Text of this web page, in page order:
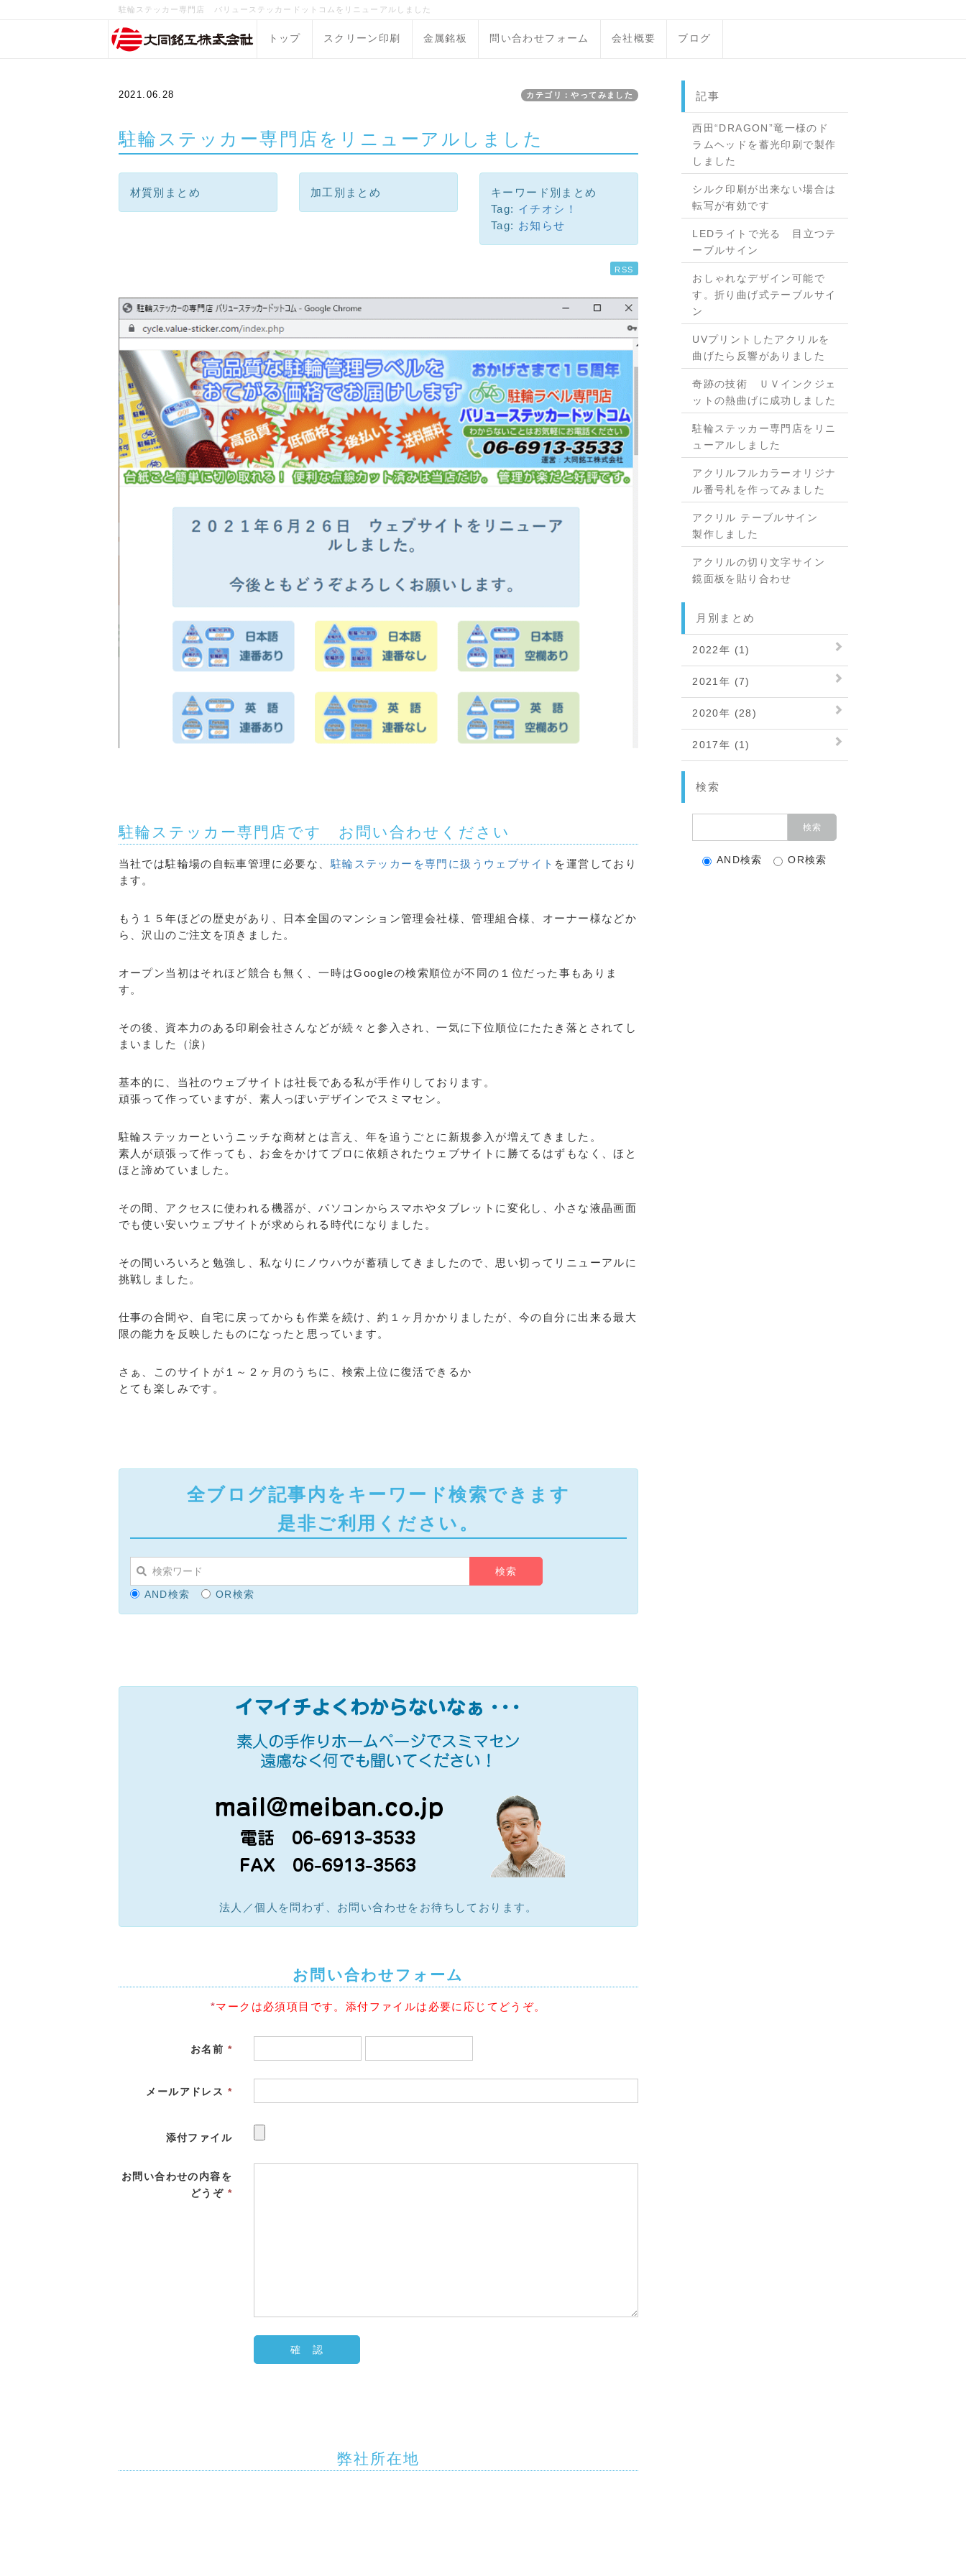
駐輪ステッカー専門店 バリューステッカードットコムをリニューアルしました
トップ スクリーン印刷 金属銘板 問い合わせフォーム 会社概要 ブログ
2021.06.28 カテゴリ：やってみました
駐輪ステッカー専門店をリニューアルしました
材質別まとめ 加工別まとめ
キーワード別まとめ
Tag: イチオシ！
Tag: お知らせ
RSS
駐輪ステッカー専門店です お問い合わせください
当社では駐輪場の自転車管理に必要な、 駐輪ステッカーを専門に扱うウェブサイト を運営しており
ます。
もう１５年ほどの歴史があり、日本全国のマンション管理会社様、管理組合様、オーナー様などか
ら、沢山のご注文を頂きました。
オープン当初はそれほど競合も無く、一時はGoogleの検索順位が不同の１位だった事もありま
す。
その後、資本力のある印刷会社さんなどが続々と参入され、一気に下位順位にたたき落とされてし
まいました（涙）
基本的に、当社のウェブサイトは社長である私が手作りしております。
頑張って作っていますが、素人っぽいデザインでスミマセン。
駐輪ステッカーというニッチな商材とは言え、年を追うごとに新規参入が増えてきました。
素人が頑張って作っても、お金をかけてプロに依頼されたウェブサイトに勝てるはずもなく、ほと
ほと諦めていました。
その間、アクセスに使われる機器が、パソコンからスマホやタブレットに変化し、小さな液晶画面
でも使い安いウェブサイトが求められる時代になりました。
その間いろいろと勉強し、私なりにノウハウが蓄積してきましたので、思い切ってリニューアルに
挑戦しました。
仕事の合間や、自宅に戻ってからも作業を続け、約１ヶ月かかりましたが、今の自分に出来る最大
限の能力を反映したものになったと思っています。
さぁ、このサイトが１～２ヶ月のうちに、検索上位に復活できるか
とても楽しみです。
全ブログ記事内をキーワード検索できます
是非ご利用ください。
AND検索 OR検索
法人／個人を問わず、お問い合わせをお待ちしております。
お 問い合わせフォーム
*マークは必須項目です。添付ファイルは必要に応じてどうぞ。
お名前 *
メールアドレス *
添付ファイル
お問い合わせの内容を
どうぞ *
弊社所在地
記事
西田“DRAGON”竜一様のド
ラムヘッドを蓄光印刷で製作
しました
シルク印刷が出来ない場合は
転写が有効です
LEDライトで光る 目立つテ
ーブルサイン
おしゃれなデザイン可能で
す。折り曲げ式テーブルサイ
ン
UVプリントしたアクリルを
曲げたら反響がありました
奇跡の技術 ＵＶインクジェ
ットの熱曲げに成功しました
駐輪ステッカー専門店をリニ
ューアルしました
アクリルフルカラーオリジナ
ル番号札を作ってみました
アクリル テーブルサイン
製作しました
アクリルの切り文字サイン
鏡面板を貼り合わせ
月別まとめ
2022年 (1)
2021年 (7)
2020年 (28)
2017年 (1)
検索
AND検索 OR検索